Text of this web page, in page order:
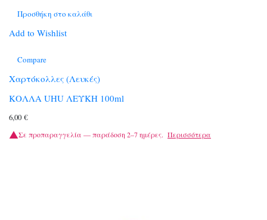
Προσθήκη στο καλάθι
Add to Wishlist
Compare
Χαρτόκολλες (Λευκές)
ΚΟΛΛΑ UHU ΛΕΥΚΗ 100ml
6,00 €
Σε προπαραγγελία — παράδοση 2–7 ημέρες. Περισσότερα